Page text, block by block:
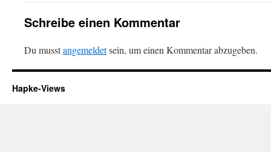
Schreibe einen Kommentar
Du musstangemeldetsein, um einen Kommentar abzugeben.
Hapke-Views